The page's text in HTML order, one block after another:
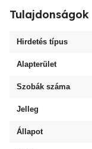
Tulajdonságok
Hirdetés típus
Alapterület
Szobák száma
Jelleg
Állapot